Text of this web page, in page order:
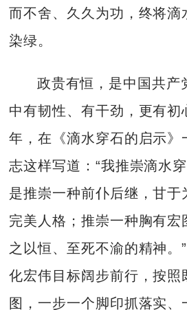
而不舍、久久为功，终将滴
染绿。
政贵有恒，是中国共产
中有韧性、有干劲，更有初
年，在《滴水穿石的启示》
志这样写道：“我推崇滴水
是推崇一种前仆后继，甘于
完美人格；推崇一种胸有宏
之以恒、至死不渝的精神。
化宏伟目标阔步前行，按照
图，一步一个脚印抓落实、